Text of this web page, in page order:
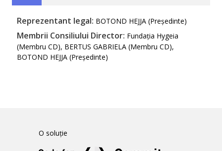
Reprezentant legal: BOTOND HEJJA (Președinte)
Membrii Consiliului Director: Fundația Hygeia
(Membru CD), BERTUS GABRIELA (Membru CD),
BOTOND HEJJA (Președinte)
O soluție